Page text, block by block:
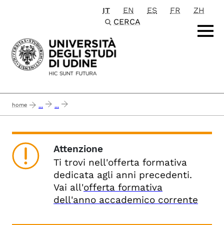
Passa al contenuto principale
IT EN ES FR
ZH
CERCA
home ... ...
Attenzione
Ti trovi nell'offerta formativa
dedicata agli anni precedenti.
Vai all'offerta formativa
dell'anno accademico corrente